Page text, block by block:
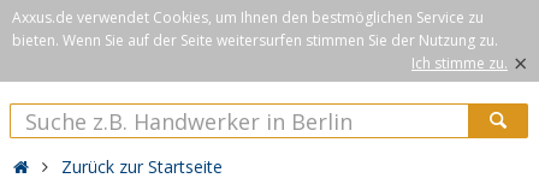
Axxus.de verwendet Cookies, um Ihnen den bestmöglichen Service zu
bieten. Wenn Sie auf der Seite weitersurfen stimmen Sie der Nutzung zu.
Ich stimme zu. ×
Zurück zur Startseite